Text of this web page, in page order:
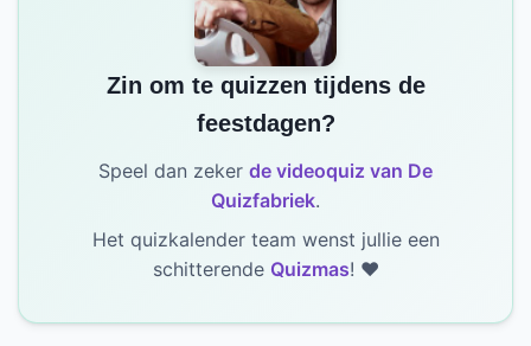
Zin om te quizzen tijdens de
feestdagen?
Speel dan zeker de videoquiz van De
Quizfabriek.
Het quizkalender team wenst jullie een
schitterende Quizmas! ❤️